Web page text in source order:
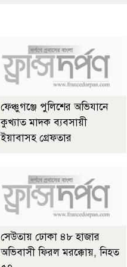
ফেঞ্চুগঞ্জে পুলিশের অভিযানে
কুখ্যাত মাদক ব্যবসায়ী
ইয়াবাসহ গ্রেফতার
সেউতায় ঢোকা ৪৮ হাজার
অভিবাসী ফিরল মরক্কোয়, নিহত